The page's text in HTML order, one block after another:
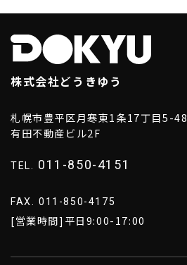
株式会社どうきゆう
札幌市豊平区月寒東1条17丁目5-48
有田不動産ビル2F
TEL. 011-850-4151
FAX. 011-850-4175
[営業時間]平日9:00-17:00